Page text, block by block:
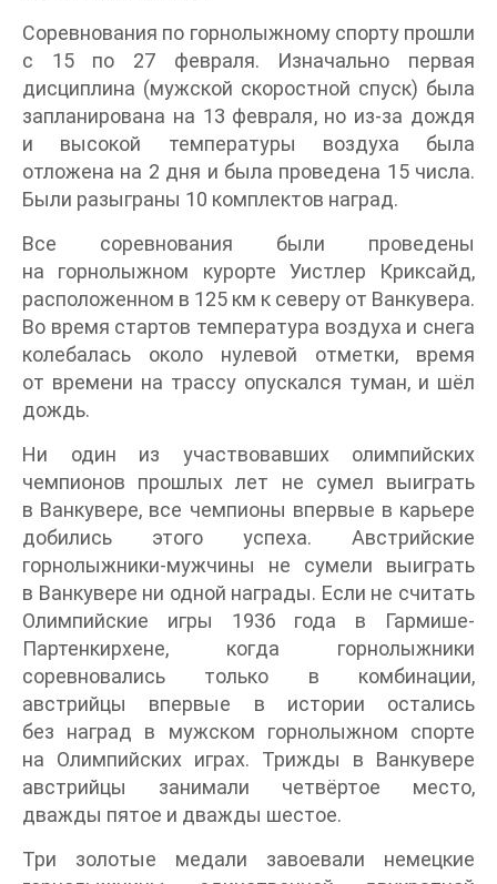
Соревнования по горнолыжному спорту прошли
с 15 по 27 февраля. Изначально первая
дисциплина (мужской скоростной спуск) была
запланирована на 13 февраля, но из-за дождя
и высокой температуры воздуха была
отложена на 2 дня и была проведена 15 числа.
Были разыграны 10 комплектов наград.
Все соревнования были проведены
на горнолыжном курорте Уистлер Криксайд,
расположенном в 125 км к северу от Ванкувера.
Во время стартов температура воздуха и снега
колебалась около нулевой отметки, время
от времени на трассу опускался туман, и шёл
дождь.
Ни один из участвовавших олимпийских
чемпионов прошлых лет не сумел выиграть
в Ванкувере, все чемпионы впервые в карьере
добились этого успеха. Австрийские
горнолыжники-мужчины не сумели выиграть
в Ванкувере ни одной награды. Если не считать
Олимпийские игры 1936 года в Гармише-
Партенкирхене, когда горнолыжники
соревновались только в комбинации,
австрийцы впервые в истории остались
без наград в мужском горнолыжном спорте
на Олимпийских играх. Трижды в Ванкувере
австрийцы занимали четвёртое место,
дважды пятое и дважды шестое.
Три золотые медали завоевали немецкие